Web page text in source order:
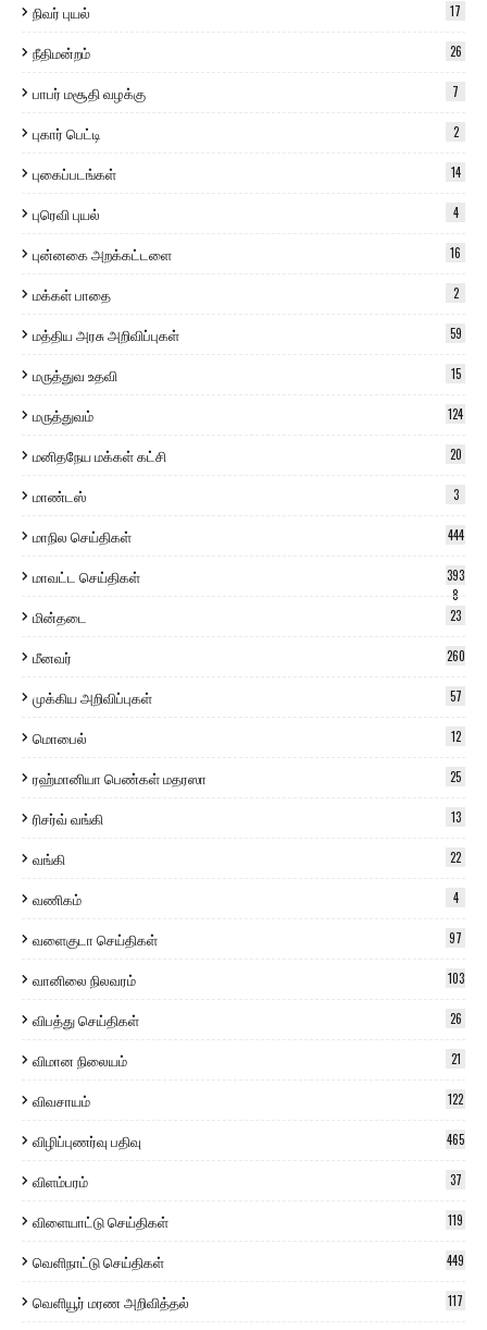
நிவர் புயல் 17
நீதிமன்றம் 26
பாபர் மசூதி வழக்கு 7
புகார் பெட்டி 2
புகைப்படங்கள் 14
புரெவி புயல் 4
புன்னகை அறக்கட்டளை 16
மக்கள் பாதை 2
மத்திய அரசு அறிவிப்புகள் 59
மருத்துவ உதவி 15
மருத்துவம் 124
மனிதநேய மக்கள் கட்சி 20
மாண்டஸ் 3
மாநில செய்திகள் 444
மாவட்ட செய்திகள்
393
8
மின்தடை 23
மீனவர் 260
முக்கிய அறிவிப்புகள் 57
மொபைல் 12
ரஹ்மானியா பெண்கள் மதரஸா 25
ரிசர்வ் வங்கி 13
வங்கி 22
வணிகம் 4
வளைகுடா செய்திகள் 97
வானிலை நிலவரம் 103
விபத்து செய்திகள் 26
விமான நிலையம் 21
விவசாயம் 122
விழிப்புணர்வு பதிவு 465
விளம்பரம் 37
விளையாட்டு செய்திகள் 119
வெளிநாட்டு செய்திகள் 449
வெளியூர் மரண அறிவித்தல் 117